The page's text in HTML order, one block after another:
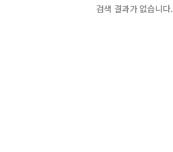
검색 결과가 없습니다.